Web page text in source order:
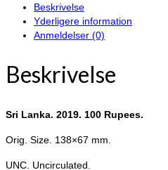
antal
Beskrivelse
Yderligere information
Anmeldelser (0)
Beskrivelse
Sri Lanka. 2019. 100 Rupees.
Orig. Size. 138×67 mm.
UNC. Uncirculated.